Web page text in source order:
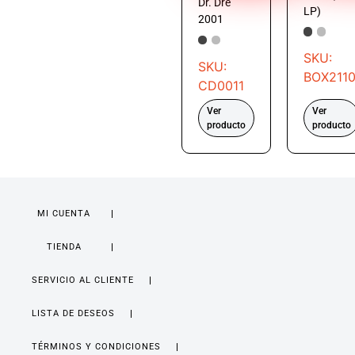
2001
SKU:
CD0011
Ver
producto
LP)
SKU:
BOX2110
Ver
producto
MI CUENTA
TIENDA
SERVICIO AL CLIENTE
LISTA DE DESEOS
TÉRMINOS Y CONDICIONES